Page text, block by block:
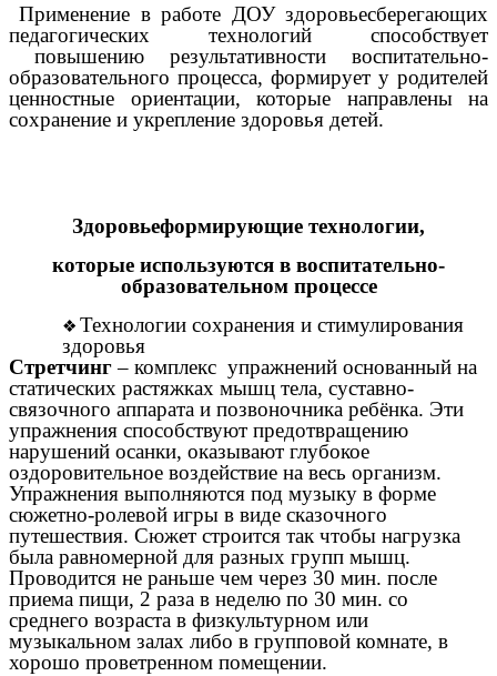
Применение в работе ДОУ здоровьесберегающих
педагогических технологий способствует
повышению результативности воспитательно-
образовательного процесса, формирует у родителей
ценностные ориентации, которые направлены на
сохранение и укрепление здоровья детей.
Здоровьеформирующие технологии,
которые используются в воспитательно-
образовательном процессе
Технологии сохранения и стимулирования
здоровья
Стретчинг– комплекс упражнений основанный на
статических растяжках мышц тела, суставно-
связочного аппарата и позвоночника ребёнка. Эти
упражнения способствуют предотвращению
нарушений осанки, оказывают глубокое
оздоровительное воздействие на весь организм.
Упражнения выполняются под музыку в форме
сюжетно-ролевой игры в виде сказочного
путешествия. Сюжет строится так чтобы нагрузка
была равномерной для разных групп мышц.
Проводится не раньше чем через 30 мин. после
приема пищи, 2 раза в неделю по 30 мин. со
среднего возраста в физкультурном или
музыкальном залах либо в групповой комнате, в
хорошо проветренном помещении.